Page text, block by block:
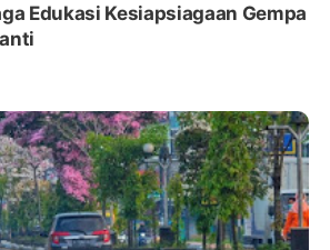
Edukasi Kesiapsiagaan Gempa